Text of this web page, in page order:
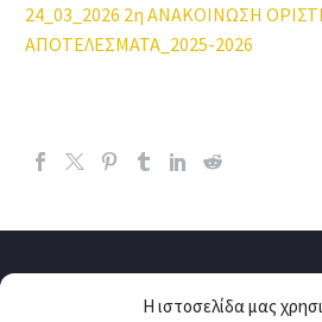
Η ιστοσελίδα μας
24_03_2026 2η ΑΝΑΚΟΙΝΩΣΗ
ΑΠΟΤΕΛΕΣΜΑΤΑ_2025-2026